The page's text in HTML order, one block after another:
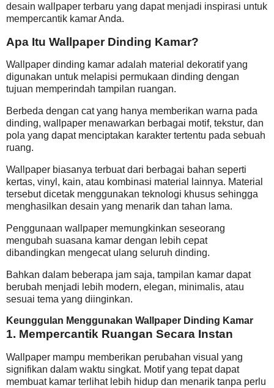
desain wallpaper terbaru yang dapat menjadi inspirasi untuk
mempercantik kamar Anda.
Apa Itu Wallpaper Dinding Kamar?
Wallpaper dinding kamar adalah material dekoratif yang
digunakan untuk melapisi permukaan dinding dengan
tujuan memperindah tampilan ruangan.
Berbeda dengan cat yang hanya memberikan warna pada
dinding, wallpaper menawarkan berbagai motif, tekstur, dan
pola yang dapat menciptakan karakter tertentu pada sebuah
ruang.
Wallpaper biasanya terbuat dari berbagai bahan seperti
kertas, vinyl, kain, atau kombinasi material lainnya. Material
tersebut dicetak menggunakan teknologi khusus sehingga
menghasilkan desain yang menarik dan tahan lama.
Penggunaan wallpaper memungkinkan seseorang
mengubah suasana kamar dengan lebih cepat
dibandingkan mengecat ulang seluruh dinding.
Bahkan dalam beberapa jam saja, tampilan kamar dapat
berubah menjadi lebih modern, elegan, minimalis, atau
sesuai tema yang diinginkan.
Keunggulan Menggunakan Wallpaper Dinding Kamar
1. Mempercantik Ruangan Secara Instan
Wallpaper mampu memberikan perubahan visual yang
signifikan dalam waktu singkat. Motif yang tepat dapat
membuat kamar terlihat lebih hidup dan menarik tanpa perlu